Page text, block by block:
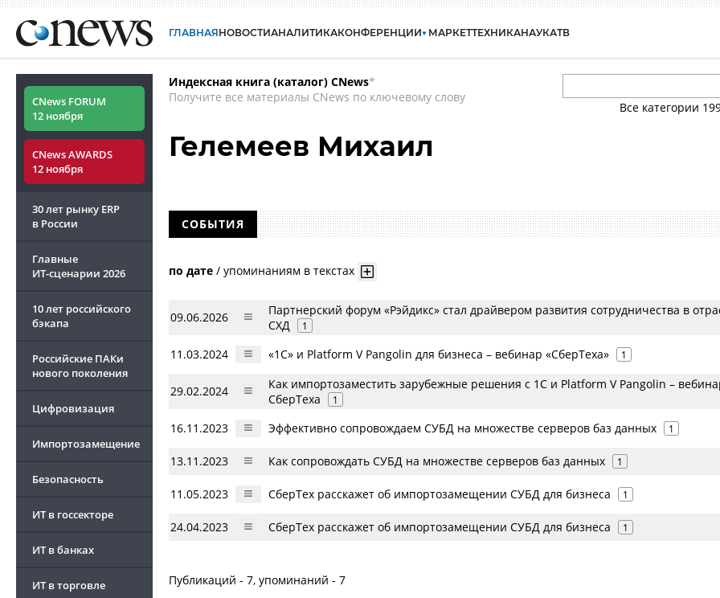
ГЛАВНАЯНОВОСТИАНАЛИТИКАКОНФЕРЕНЦИИ МАРКЕТТЕХНИКАНАУКАТВ
CNews FORUM
12 ноября
CNews AWARDS
12 ноября
30 лет рынку ERP
в России
Главные
ИТ-сценарии 2026
10 лет российского
бэкапа
Российские ПАКи
нового поколения
Цифровизация
Импортозамещение
Безопасность
ИТ в госсекторе
ИТ в банках
ИТ в торговле
Индексная книга (каталог) CNews*
Получите все материалы CNews по ключевому слову
Все категории
Гелемеев Михаил
СОБЫТИЯ
по дате / упоминаниям в текстах
09.06.2026
Партнерский форум «Рэйдикс» стал драйвером развития сотрудничества в
СХД
1
11.03.2024 «1С» и Platform V Pangolin для бизнеса – вебинар «СберТеха» 1
29.02.2024
Как импортозаместить зарубежные решения с 1С и Platform V Pangolin –
СберТеха
1
16.11.2023 Эффективно сопровождаем СУБД на множестве серверов баз данных 1
13.11.2023 Как сопровождать СУБД на множестве серверов баз данных 1
11.05.2023 СберТех расскажет об импортозамещении СУБД для бизнеса 1
24.04.2023 СберТех расскажет об импортозамещении СУБД для бизнеса 1
Публикаций - 7, упоминаний - 7